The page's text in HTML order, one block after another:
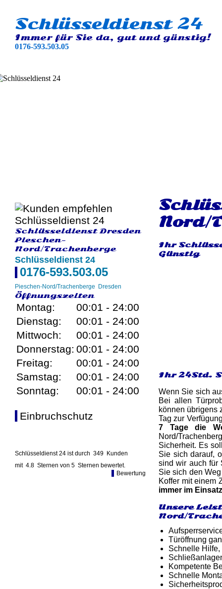
Schlüsseldienst 24
Immer für Sie da, gut und günstig!
0176-593.503.05
Schlüsseldienst Dresden
Pieschen-
Nord/Trachenberge
Schlüsseldienst 24
0176-593.503.05
Pieschen-Nord/Trachenberge Dresden
Öffnungszeiten
Montag:
00:01 - 24:00
Dienstag:
00:01 - 24:00
Mittwoch:
00:01 - 24:00
Donnerstag: 00:01 - 24:00
Freitag:
00:01 - 24:00
Samstag:
00:01 - 24:00
Sonntag:
00:01 - 24:00
Einbruchschutz
Schlüsseldienst 24 ist durch 349 Kunden
mit 4.8 Sternen von 5 Sternen bewertet.
Bewertung
Nord/
Ihr
Günstig
Ihr 24Std.
Wenn Sie sich
Bei allen
können übrigens
Tag zur
7 Tage die
Nord/
Sicherheit. Es
Sie sich darauf,
sind wir auch für
Sie sich den
Koffer mit einem
immer im
Unsere
Nord/
Türöffnung
Schnelle Hilfe,
Kompetente
Schnelle